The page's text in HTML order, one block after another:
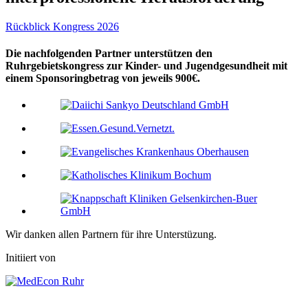
Rückblick Kongress 2026
Die nachfolgenden Partner unterstützen den
Ruhrgebietskongress zur Kinder- und Jugendgesundheit mit
einem Sponsoringbetrag von jeweils 900€.
Wir danken allen Partnern für ihre Unterstüzung.
Initiiert von